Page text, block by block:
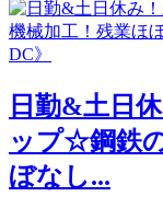
日勤&土日
ップ☆鋼鉄
ぼなし...